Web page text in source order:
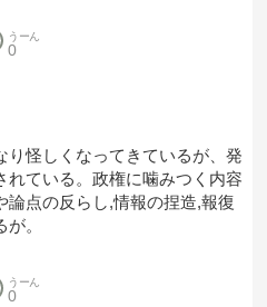
うーん
0
り怪しくなってきているが、発
れている。政権に噛みつく内容
論点の反らし,情報の捏造,報復
。
うーん
0